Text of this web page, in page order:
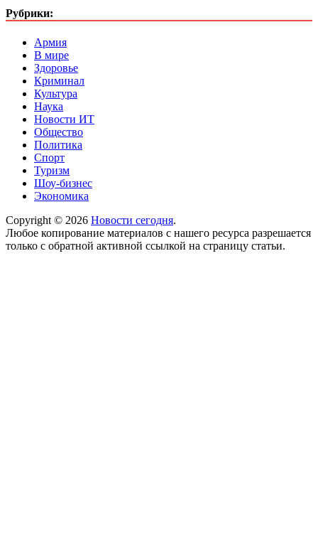
Рубрики:
Армия
В мире
Здоровье
Криминал
Культура
Наука
Новости ИТ
Общество
Политика
Спорт
Туризм
Шоу-бизнес
Экономика
Copyright © 2026 Новости сегодня.
Любое копирование материалов с нашего ресурса разрешается
только с обратной активной ссылкой на страницу статьи.